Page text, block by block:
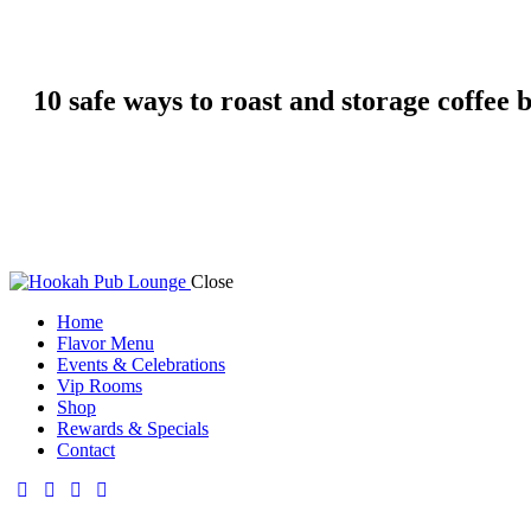
10 safe ways to roast and storage coffee
Close
Home
Flavor Menu
Events & Celebrations
Vip Rooms
Shop
Rewards & Specials
Contact